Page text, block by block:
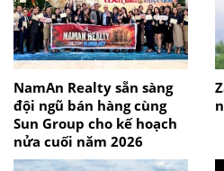
NamAn Realty sẵn sàng
đội ngũ bán hàng cùng
Sun Group cho kế hoạch
nửa cuối năm 2026